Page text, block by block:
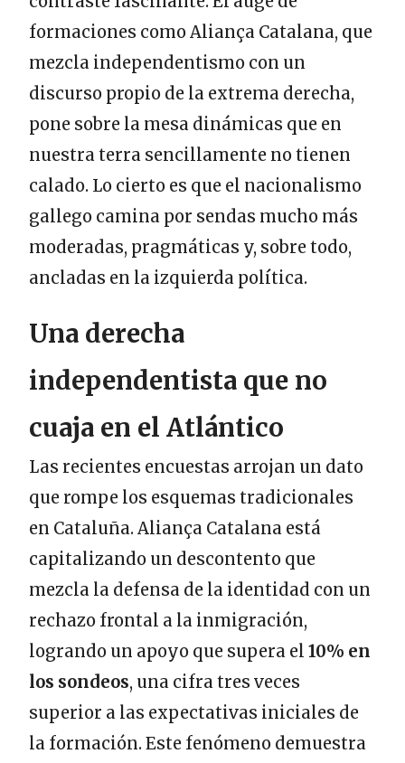
formaciones como Aliança Catalana, que
mezcla independentismo con un
discurso propio de la extrema derecha,
pone sobre la mesa dinámicas que en
nuestra terra sencillamente no tienen
calado. Lo cierto es que el nacionalismo
gallego camina por sendas mucho más
moderadas, pragmáticas y, sobre todo,
ancladas en la izquierda política.
Una derecha
independentista que no
cuaja en el Atlántico
Las recientes encuestas arrojan un dato
que rompe los esquemas tradicionales
en Cataluña. Aliança Catalana está
capitalizando un descontento que
mezcla la defensa de la identidad con un
rechazo frontal a la inmigración,
logrando un apoyo que supera el 10% en
los sondeos, una cifra tres veces
superior a las expectativas iniciales de
la formación. Este fenómeno demuestra